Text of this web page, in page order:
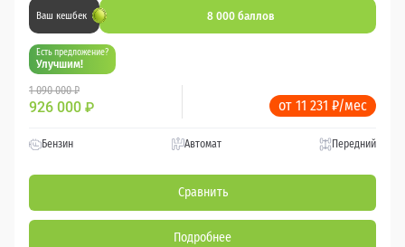
Ваш кешбек 8 000 баллов
Есть предложение?
Улучшим!
1 090 000 ₽
926 000 ₽ от 11 231 ₽/мес
Бензин Автомат Передний
Сравнить
Подробнее